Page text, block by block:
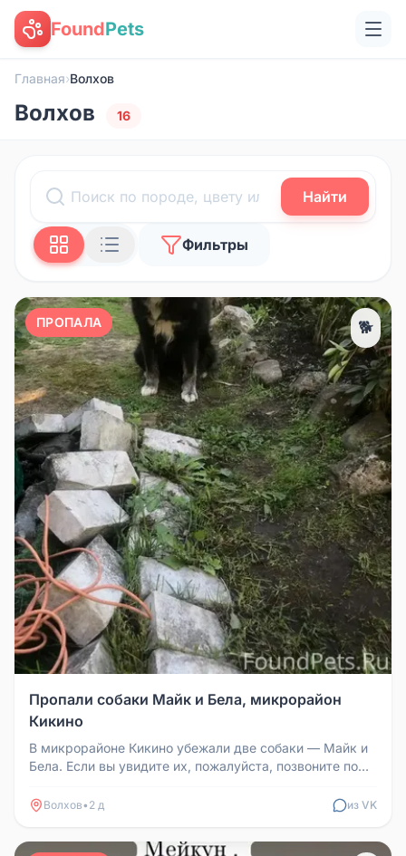
FoundPets
Главная›Волхов
Волхов 16
Найти
Фильтры
ПРОПАЛА 🐕
Пропали собаки Майк и Бела, микрорайон
Кикино
В микрорайоне Кикино убежали две собаки — Майк и
Бела. Если вы увидите их, пожалуйста, позвоните по
Волхов• 2 д из VK